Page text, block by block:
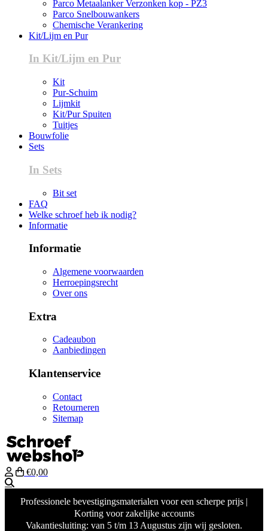
Parco Metaalanker Verzonken kop - PZ3
Parco Snelbouwankers
Chemische Verankering
Kit/Lijm en Pur
In Kit/Lijm en Pur
Kit
Pur-Schuim
Lijmkit
Kit/Pur Spuiten
Tuitjes
Bouwfolie
Sets
In Sets
Bit set
FAQ
Welke schroef heb ik nodig?
Informatie
Informatie
Algemene voorwaarden
Herroepingsrecht
Over ons
Extra
Cadeaubon
Aanbiedingen
Klantenservice
Contact
Retourneren
Sitemap
€0,00
Professionele bevestigingsmaterialen voor een scherpe prijs |
Korting voor zakelijke accounts
Vakantiesluiting: van 5 t/m 13 Augustus zijn wij gesloten.